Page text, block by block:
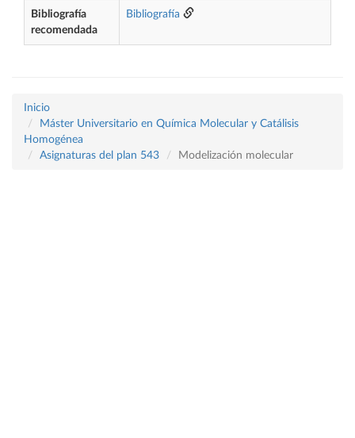
Bibliografía
recomendada
Bibliografía
Inicio
Máster Universitario en Química Molecular y Catálisis
Homogénea
Asignaturas del plan 543
Modelización molecular